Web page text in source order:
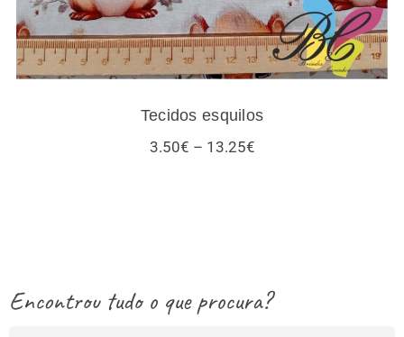
Tecidos esquilos
3.50€ – 13.25€Price
Encontrou tudo o que procura?